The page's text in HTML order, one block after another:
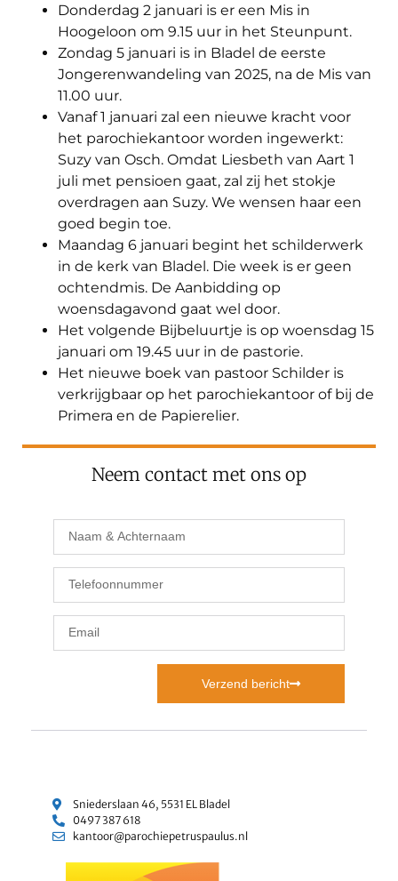
Donderdag 2 januari is er een Mis in
Hoogeloon om 9.15 uur in het Steunpunt.
Zondag 5 januari is in Bladel de eerste
Jongerenwandeling van 2025, na de Mis van
11.00 uur.
Vanaf 1 januari zal een nieuwe kracht voor
het parochiekantoor worden ingewerkt:
Suzy van Osch. Omdat Liesbeth van Aart 1
juli met pensioen gaat, zal zij het stokje
overdragen aan Suzy. We wensen haar een
goed begin toe.
Maandag 6 januari begint het schilderwerk
in de kerk van Bladel. Die week is er geen
ochtendmis. De Aanbidding op
woensdagavond gaat wel door.
Het volgende Bijbeluurtje is op woensdag 15
januari om 19.45 uur in de pastorie.
Het nieuwe boek van pastoor Schilder is
verkrijgbaar op het parochiekantoor of bij de
Primera en de Papierelier.
Neem contact met ons op
Verzend bericht
Sniederslaan 46, 5531 EL Bladel
0497 387 618
kantoor@parochiepetruspaulus.nl